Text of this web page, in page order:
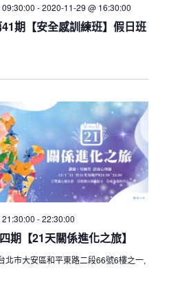
期【安全感訓練班】假日班
-2020-11-29 @ 16:30:00
期【21天關係進化之旅】
-22:30:00
北市大安區和平東路二段66號6樓之一,